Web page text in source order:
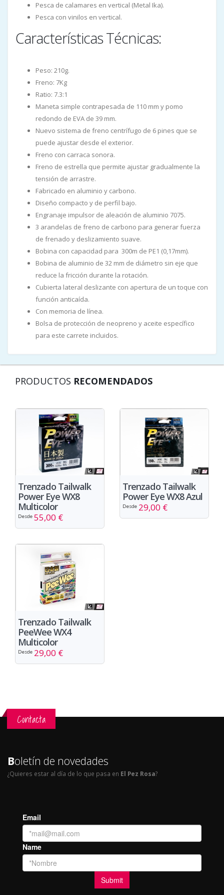
Pesca de calamares en vertical (Metal Ika).
Pesca con vinilos en vertical.
Características Técnicas:
Peso: 210g.
Freno: 7Kg
Ratio: 7.3:1
Maneta simple contrapesada de 110 mm y pomo
redondo de EVA de 39 mm.
Nuevo sistema de freno centrífugo de 6 pines que se
puede ajustar desde el exterior.
Freno con carraca sonora.
Freno de estrella que permite ajustar gradualmente la
tensión de arrastre.
Fabricado en aluminio y carbono.
Diseño compacto y de perfil bajo.
Engranaje impulsor de aleación de aluminio 7075.
3 arandelas de freno de carbono para generar fuerza
de frenado y deslizamiento suave.
Bobina con capacidad para 300m de PE1 (0,17mm).
Bobina de aluminio de 32 mm de diámetro sin eje que
reduce la fricción durante la rotación.
Cubierta lateral deslizante con apertura de un toque con
función anticaída.
Con memoria de línea.
Bolsa de protección de neopreno y aceite específico
para este carrete incluidos.
PRODUCTOS RECOMENDADOS
Trenzado Tailwalk
Power Eye WX8
Multicolor
Desde 55,00 €
Trenzado Tailwalk
Power Eye WX8 Azul
Desde 29,00 €
Trenzado Tailwalk
PeeWee WX4
Multicolor
Desde 29,00 €
Contacta
Boletín de novedades
¿Quieres estar al día de lo que pasa en El Pez Rosa?